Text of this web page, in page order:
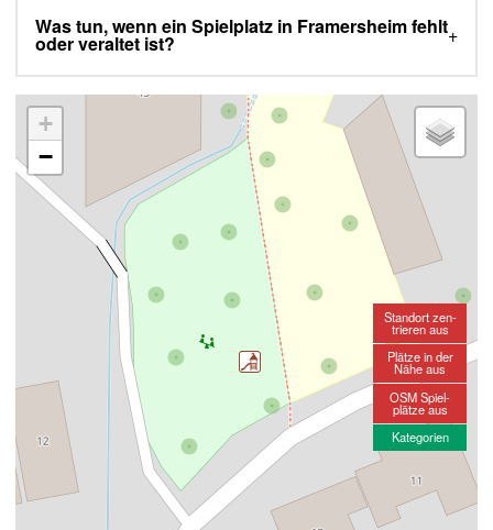
Was tun, wenn ein Spielplatz in Framersheim fehlt
oder veraltet ist?
+
−
Standort zen-
trieren aus
Plätze in der
Nähe aus
OSM Spiel-
plätze aus
Kategorien